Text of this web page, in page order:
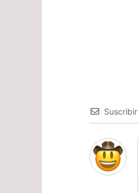
Suscribir